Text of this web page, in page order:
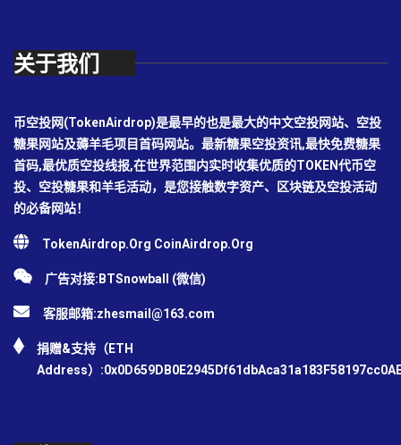
关于我们
币空投网(TokenAirdrop)是最早的也是最大的中文空投网站、空投
糖果网站及薅羊毛项目首码网站。最新糖果空投资讯,最快免费糖果
首码,最优质空投线报,在世界范围内实时收集优质的TOKEN代币空
投、空投糖果和羊毛活动，是您接触数字资产、区块链及空投活动
的必备网站！
TokenAirdrop.Org CoinAirdrop.Org
广告对接:BTSnowball (微信)
客服邮箱:zhesmail@163.com
捐赠&支持（ETH
Address）